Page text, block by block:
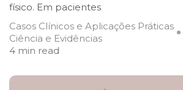
físico. Em pacientes
Casos Clínicos e Aplicações Práticas
Ciência e Evidências
4 min read